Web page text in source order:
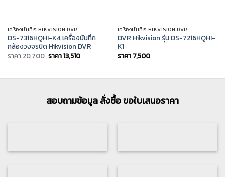
เครื่องบันทึก HIKVISION DVR
DS-7316HQHI-K4 เครื่องบันทึก
กล้องวงจรปิด Hikvision DVR
ราคา20,700 Original
price
20,700.
ราคา13,510Current
price
13,510.
เครื่องบันทึก HIKVISION DVR
DVR Hikvision รุ่น DS-7216HQHI-
K1
ราคา 7,500
สอบถามข้อมูล สั่งซื้อ ขอใบเสนอราคา